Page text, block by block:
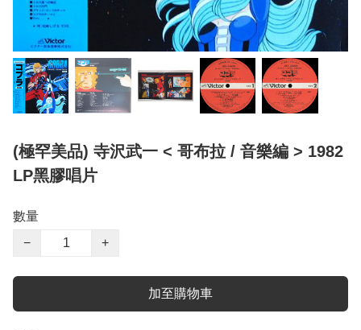
(極罕美品) 寺沢武一 < 哥布拉 / 音樂編 > 1982
LP黑膠唱片
數量
−
+
加至購物車